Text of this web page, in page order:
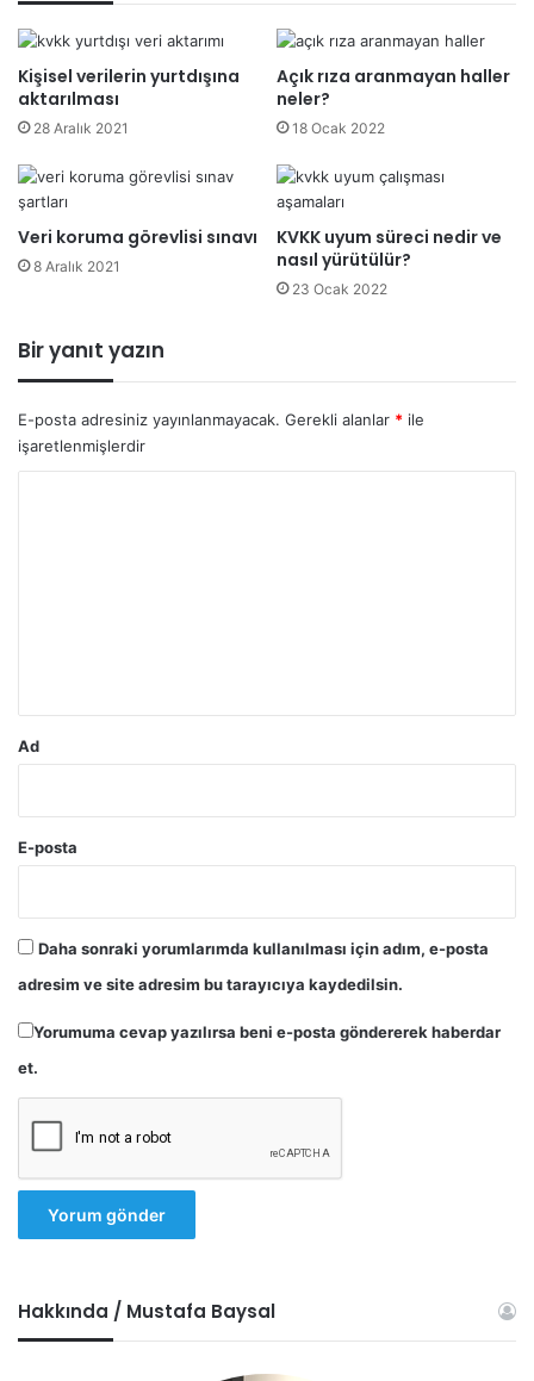
Kişisel verilerin yurtdışına
aktarılması
28 Aralık 2021
Açık rıza aranmayan haller
neler?
18 Ocak 2022
Veri koruma görevlisi sınavı
8 Aralık 2021
KVKK uyum süreci nedir ve
nasıl yürütülür?
23 Ocak 2022
Bir yanıt yazın
E-posta adresiniz yayınlanmayacak. Gerekli alanlar * ile
işaretlenmişlerdir
Ad
E-posta
Daha sonraki yorumlarımda kullanılması için adım, e-posta
adresim ve site adresim bu tarayıcıya kaydedilsin.
Yorumuma cevap yazılırsa beni e-posta göndererek haberdar
et.
Hakkında / Mustafa Baysal